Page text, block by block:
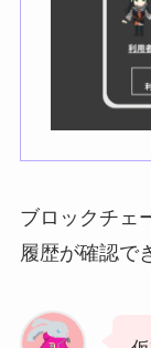
ブロックチェ
履歴が確認で